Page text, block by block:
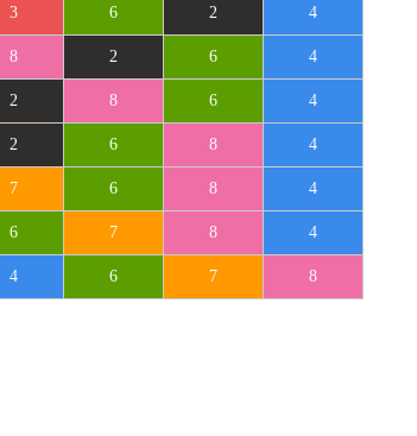
3 6 2 4
8 2 6 4
2 8 6 4
2 6 8 4
7 6 8 4
6 7 8 4
4 6 7 8